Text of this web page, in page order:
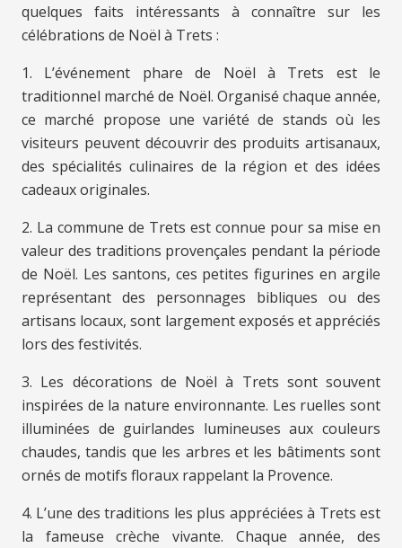
quelques faits intéressants à connaître sur les
célébrations de Noël à Trets :
1. L’événement phare de Noël à Trets est le
traditionnel marché de Noël. Organisé chaque année,
ce marché propose une variété de stands où les
visiteurs peuvent découvrir des produits artisanaux,
des spécialités culinaires de la région et des idées
cadeaux originales.
2. La commune de Trets est connue pour sa mise en
valeur des traditions provençales pendant la période
de Noël. Les santons, ces petites figurines en argile
représentant des personnages bibliques ou des
artisans locaux, sont largement exposés et appréciés
lors des festivités.
3. Les décorations de Noël à Trets sont souvent
inspirées de la nature environnante. Les ruelles sont
illuminées de guirlandes lumineuses aux couleurs
chaudes, tandis que les arbres et les bâtiments sont
ornés de motifs floraux rappelant la Provence.
4. L’une des traditions les plus appréciées à Trets est
la fameuse crèche vivante. Chaque année, des